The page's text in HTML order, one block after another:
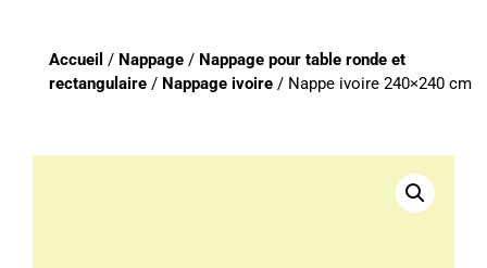
Accueil / Nappage / Nappage pour table ronde et
rectangulaire / Nappage ivoire / Nappe ivoire 240×240 cm